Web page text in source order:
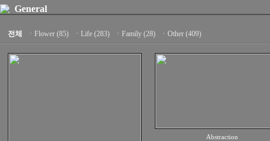
General
전체 ㆍ Flower (85) ㆍ Life (283) ㆍ Family (28) ㆍ Other (409)
Abstraction